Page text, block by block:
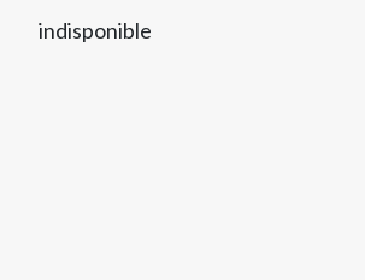
indisponible